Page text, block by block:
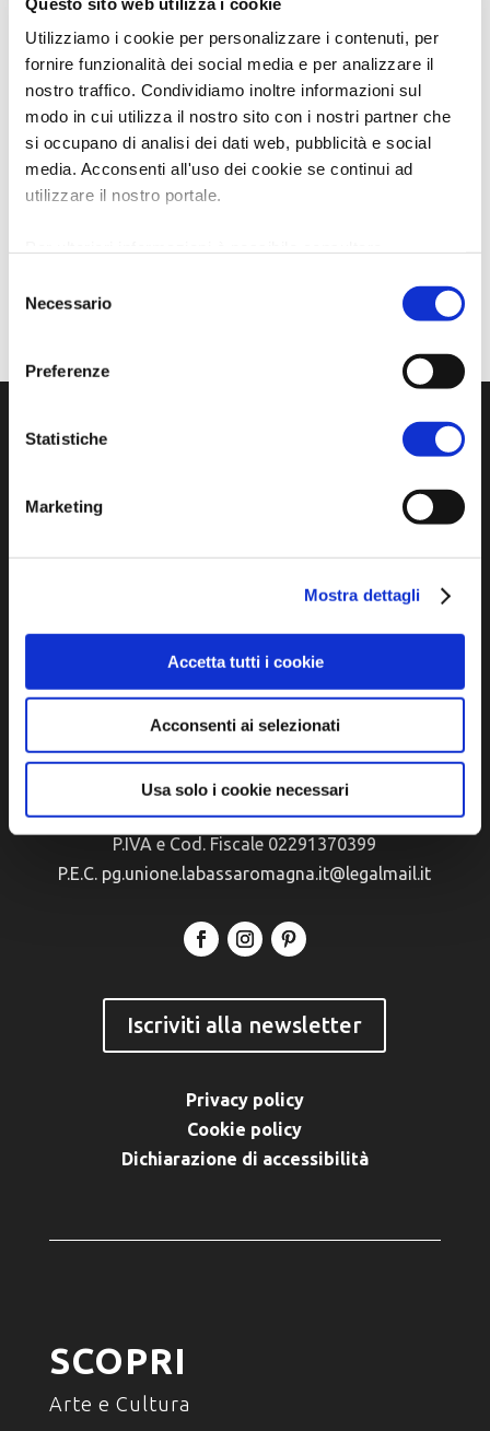
Utilizziamo i cookie per personalizzare i contenuti, per
fornire funzionalità dei social media e per analizzare il
nostro traffico. Condividiamo inoltre informazioni sul
modo in cui utilizza il nostro sito con i nostri partner che
si occupano di analisi dei dati web, pubblicità e social
media. Acconsenti all'uso dei cookie se continui ad
utilizzare il nostro portale.
delNecessario
Preferenze
Statistiche
Marketing
Mostra dettagli
Accetta tutti i cookie
Acconsenti ai selezionati
Usa solo i cookie necessari
Sito ufficiale di informazione turistica
dell'Unione dei Comuni della Bassa Romagna
48012 Bagnacavallo (RA)
Tel. +39 0545 280898
turismo@unione.labassaromagna.it
P.IVA e Cod. Fiscale 02291370399
P.E.C. pg.unione.labassaromagna.it@legalmail.it
Iscriviti alla newsletter
Privacy policy
Cookie policy
Dichiarazione di accessibilità
SCOPRI
Arte e Cultura